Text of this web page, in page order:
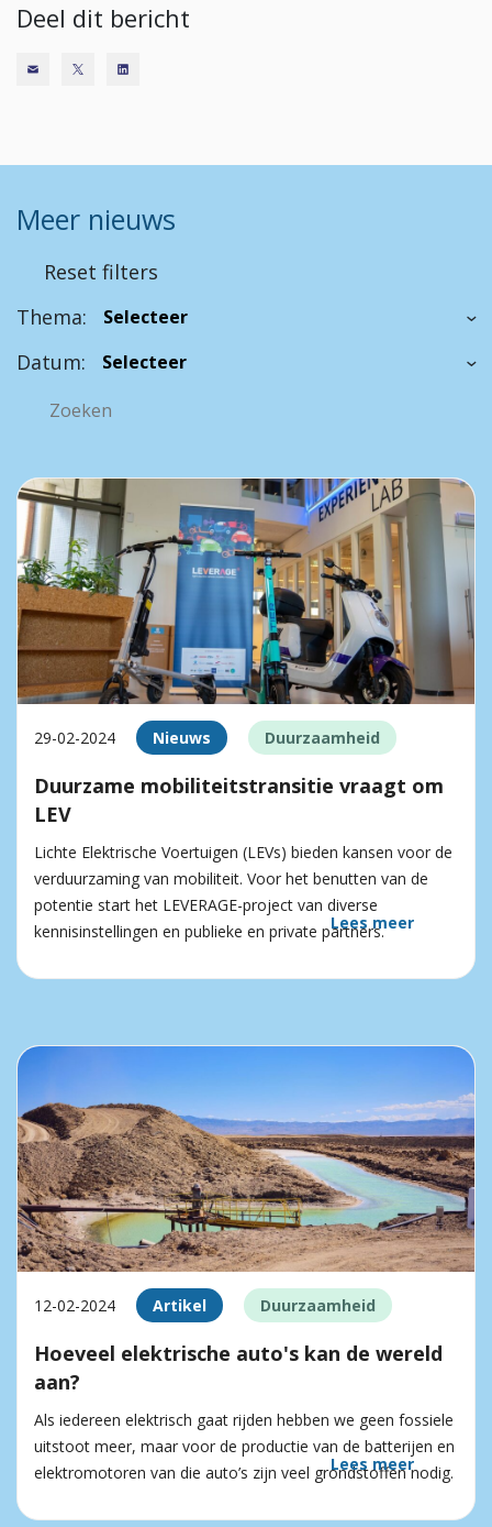
Deel dit bericht
Meer nieuws
Reset filters
Thema:
Datum:
29-02-2024 Nieuws Duurzaamheid
Duurzame mobiliteitstransitie vraagt om
LEV
Lichte Elektrische Voertuigen (LEVs) bieden kansen voor de
verduurzaming van mobiliteit. Voor het benutten van de
potentie start het LEVERAGE-project van diverse
kennisinstellingen en publieke en private partners.
Lees meer
12-02-2024 Artikel Duurzaamheid
Hoeveel elektrische auto's kan de wereld
aan?
Als iedereen elektrisch gaat rijden hebben we geen fossiele
uitstoot meer, maar voor de productie van de batterijen en
elektromotoren van die auto’s zijn veel grondstoffen nodig.
Lees meer